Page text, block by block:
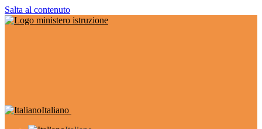
Salta al contenuto
Italiano